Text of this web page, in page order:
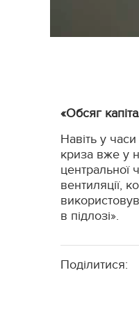
«Обсяг
Навіть у
криза вже у
центральної
вентиляції,
в підлозі».
Поділитися: